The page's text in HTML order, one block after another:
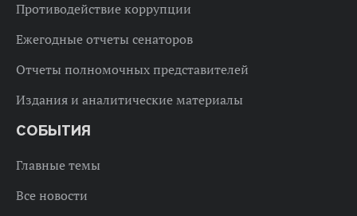
Противодействие коррупции
Ежегодные отчеты сенаторов
Отчеты полномочных представителей
Издания и аналитические материалы
СОБЫТИЯ
Главные темы
Все новости